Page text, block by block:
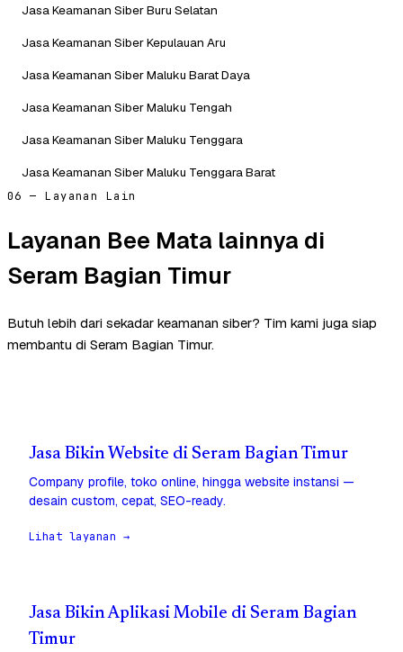
Jasa Keamanan Siber Buru Selatan
Jasa Keamanan Siber Kepulauan Aru
Jasa Keamanan Siber Maluku Barat Daya
Jasa Keamanan Siber Maluku Tengah
Jasa Keamanan Siber Maluku Tenggara
Jasa Keamanan Siber Maluku Tenggara Barat
06 — Layanan Lain
Layanan Bee Mata lainnya di
Seram Bagian Timur
Butuh lebih dari sekadar keamanan siber? Tim kami juga siap
membantu di Seram Bagian Timur.
Jasa Bikin Website di Seram Bagian Timur
Company profile, toko online, hingga website instansi —
desain custom, cepat, SEO-ready.
Lihat layanan →
Jasa Bikin Aplikasi Mobile di Seram Bagian
Timur